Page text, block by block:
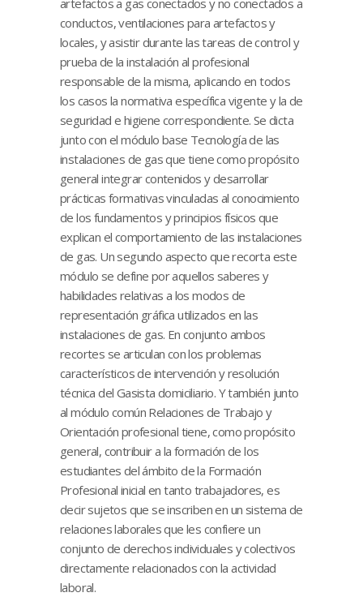
artefactos a gas conectados y no conectados a
conductos, ventilaciones para artefactos y
locales, y asistir durante las tareas de control y
prueba de la instalación al profesional
responsable de la misma, aplicando en todos
los casos la normativa específica vigente y la de
seguridad e higiene correspondiente. Se dicta
junto con el módulo base Tecnología de las
instalaciones de gas que tiene como propósito
general integrar contenidos y desarrollar
prácticas formativas vinculadas al conocimiento
de los fundamentos y principios físicos que
explican el comportamiento de las instalaciones
de gas. Un segundo aspecto que recorta este
módulo se define por aquellos saberes y
habilidades relativas a los modos de
representación gráfica utilizados en las
instalaciones de gas. En conjunto ambos
recortes se articulan con los problemas
característicos de intervención y resolución
técnica del Gasista domiciliario. Y también junto
al módulo común Relaciones de Trabajo y
Orientación profesional tiene, como propósito
general, contribuir a la formación de los
estudiantes del ámbito de la Formación
Profesional inicial en tanto trabajadores, es
decir sujetos que se inscriben en un sistema de
relaciones laborales que les confiere un
conjunto de derechos individuales y colectivos
directamente relacionados con la actividad
laboral.